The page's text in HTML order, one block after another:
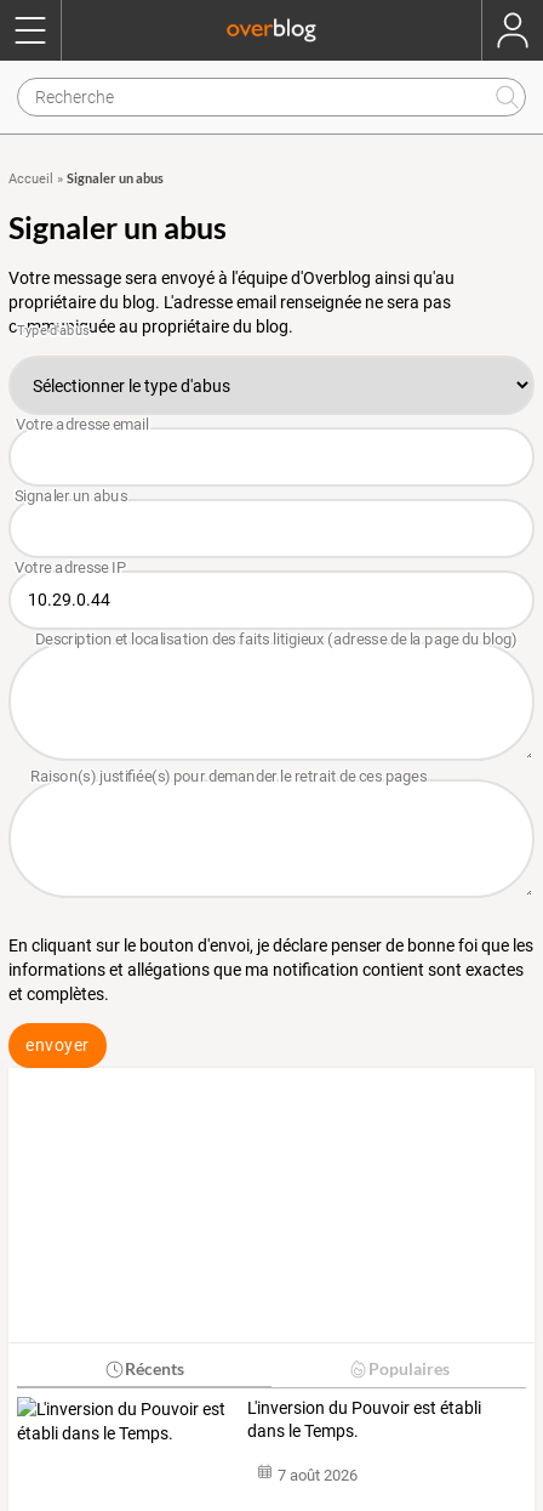
Accueil » Signaler un abus
Signaler un abus
Votre message sera envoyé à l'équipe d'Overblog ainsi qu'au
propriétaire du blog. L'adresse email renseignée ne sera pas
communiquée au propriétaire du blog.
En cliquant sur le bouton d'envoi, je déclare penser de bonne foi que les
informations et allégations que ma notification contient sont exactes
et complètes.
envoyer
Récents Populaires
L'inversion du Pouvoir est établi
dans le Temps.
7 août 2026